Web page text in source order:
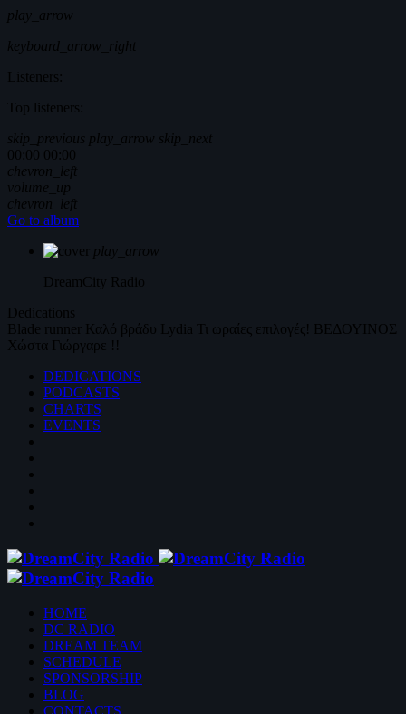
play_arrow
keyboard_arrow_right
Listeners:
Top listeners:
skip_previous play_arrow skip_next
00:00 00:00
chevron_left
volume_up
chevron_left
Go to album
play_arrow
DreamCity Radio
Dedications
Blade runner Καλό βράδυ Lydia Τι ωραίες επιλογές! ΒΕΔΟΥΙΝΟΣ
Χώστα Γιώργαρε !!
DEDICATIONS
PODCASTS
CHARTS
EVENTS
HOME
DC RADIO
DREAM TEAM
SCHEDULE
SPONSORSHIP
BLOG